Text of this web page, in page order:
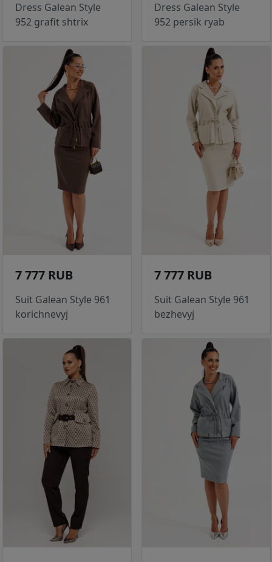
Dress Galean Style
952 grafit shtrix
Dress Galean Style
952 persik ryab
7 777 RUB
Suit Galean Style 961
korichnevyj
7 777 RUB
Suit Galean Style 961
bezhevyj